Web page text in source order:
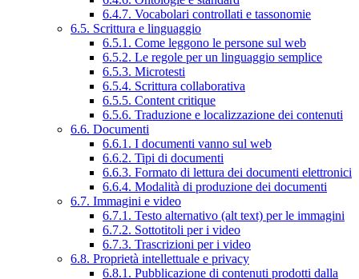
6.4.7. Vocabolari controllati e tassonomie
6.5. Scrittura e linguaggio
6.5.1. Come leggono le persone sul web
6.5.2. Le regole per un linguaggio semplice
6.5.3. Microtesti
6.5.4. Scrittura collaborativa
6.5.5. Content critique
6.5.6. Traduzione e localizzazione dei contenuti
6.6. Documenti
6.6.1. I documenti vanno sul web
6.6.2. Tipi di documenti
6.6.3. Formato di lettura dei documenti elettronici
6.6.4. Modalità di produzione dei documenti
6.7. Immagini e video
6.7.1. Testo alternativo (alt text) per le immagini
6.7.2. Sottotitoli per i video
6.7.3. Trascrizioni per i video
6.8. Proprietà intellettuale e privacy
6.8.1. Pubblicazione di contenuti prodotti dalla